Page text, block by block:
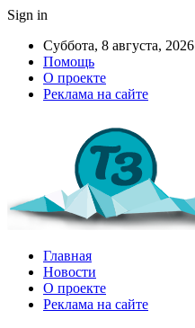
Sign in
Суббота, 8 августа, 2026
Помощь
О проекте
Реклама на сайте
Главная
Новости
О проекте
Реклама на сайте